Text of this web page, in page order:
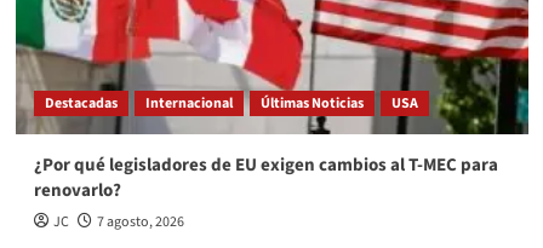
Destacadas Internacional Últimas Noticias USA
¿Por qué legisladores de EU exigen cambios al T-MEC para
renovarlo?
JC 7 agosto, 2026